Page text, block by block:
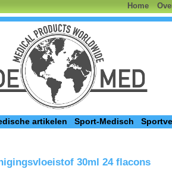
Home
artikelen Sport-Medisch
30ml 24 flacons